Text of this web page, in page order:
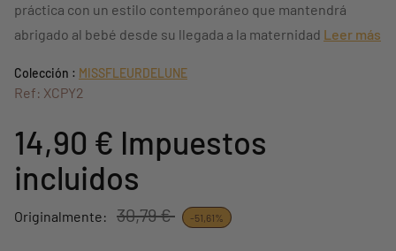
práctica con un estilo contemporáneo que mantendrá
abrigado al bebé desde su llegada a la maternidad Leer más
Colección : MISSFLEURDELUNE
Ref: XCPY2
14,90 € Impuestos
incluidos
Originalmente: 30,79 € -51,61%